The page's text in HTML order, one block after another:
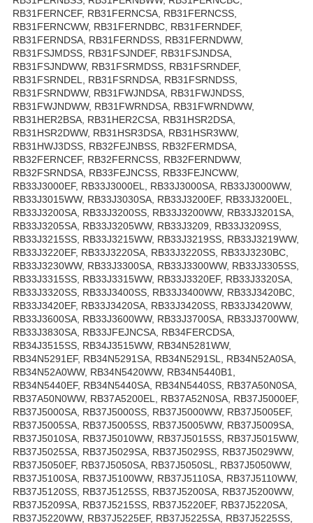
RB31FERNCEF, RB31FERNCSA, RB31FERNCSS,
RB31FERNCWW, RB31FERNDBC, RB31FERNDEF,
RB31FERNDSA, RB31FERNDSS, RB31FERNDWW,
RB31FSJMDSS, RB31FSJNDEF, RB31FSJNDSA,
RB31FSJNDWW, RB31FSRMDSS, RB31FSRNDEF,
RB31FSRNDEL, RB31FSRNDSA, RB31FSRNDSS,
RB31FSRNDWW, RB31FWJNDSA, RB31FWJNDSS,
RB31FWJNDWW, RB31FWRNDSA, RB31FWRNDWW,
RB31HER2BSA, RB31HER2CSA, RB31HSR2DSA,
RB31HSR2DWW, RB31HSR3DSA, RB31HSR3WW,
RB31HWJ3DSS, RB32FEJNBSS, RB32FERMDSA,
RB32FERNCEF, RB32FERNCSS, RB32FERNDWW,
RB32FSRNDSA, RB33FEJNCSS, RB33FEJNCWW,
RB33J3000EF, RB33J3000EL, RB33J3000SA, RB33J3000WW,
RB33J3015WW, RB33J3030SA, RB33J3200EF, RB33J3200EL,
RB33J3200SA, RB33J3200SS, RB33J3200WW, RB33J3201SA,
RB33J3205SA, RB33J3205WW, RB33J3209, RB33J3209SS,
RB33J3215SS, RB33J3215WW, RB33J3219SS, RB33J3219WW,
RB33J3220EF, RB33J3220SA, RB33J3220SS, RB33J3230BC,
RB33J3230WW, RB33J3300SA, RB33J3300WW, RB33J3305SS,
RB33J3315SS, RB33J3315WW, RB33J3320EF, RB33J3320SA,
RB33J3320SS, RB33J3400SS, RB33J3400WW, RB33J3420BC,
RB33J3420EF, RB33J3420SA, RB33J3420SS, RB33J3420WW,
RB33J3600SA, RB33J3600WW, RB33J3700SA, RB33J3700WW,
RB33J3830SA, RB33JFEJNCSA, RB34FERCDSA,
RB34J3515SS, RB34J3515WW, RB34N5281WW,
RB34N5291EF, RB34N5291SA, RB34N5291SL, RB34N52A0SA,
RB34N52A0WW, RB34N5420WW, RB34N5440B1,
RB34N5440EF, RB34N5440SA, RB34N5440SS, RB37A50N0SA,
RB37A50N0WW, RB37A5200EL, RB37A52N0SA, RB37J5000EF,
RB37J5000SA, RB37J5000SS, RB37J5000WW, RB37J5005EF,
RB37J5005SA, RB37J5005SS, RB37J5005WW, RB37J5009SA,
RB37J5010SA, RB37J5010WW, RB37J5015SS, RB37J5015WW,
RB37J5025SA, RB37J5029SA, RB37J5029SS, RB37J5029WW,
RB37J5050EF, RB37J5050SA, RB37J5050SL, RB37J5050WW,
RB37J5100SA, RB37J5100WW, RB37J5110SA, RB37J5110WW,
RB37J5120SS, RB37J5125SS, RB37J5200SA, RB37J5200WW,
RB37J5209SA, RB37J5215SS, RB37J5220EF, RB37J5220SA,
RB37J5220WW, RB37J5225EF, RB37J5225SA, RB37J5225SS,